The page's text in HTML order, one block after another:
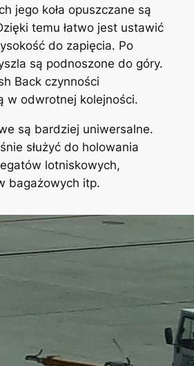
jego koła opuszczane są
temu łatwo jest ustawić
do zapięcia. Po
są podnoszone do góry.
Back czynności
w odwrotnej kolejności.
są bardziej uniwersalne.
służyć do holowania
lotniskowych,
bagażowych itp.